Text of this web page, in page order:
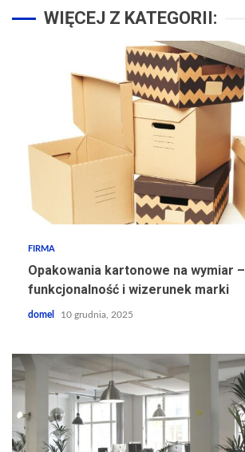
WIĘCEJ Z KATEGORII:
FIRMA
Opakowania kartonowe na wymiar –
funkcjonalność i wizerunek marki
domel 10 grudnia, 2025